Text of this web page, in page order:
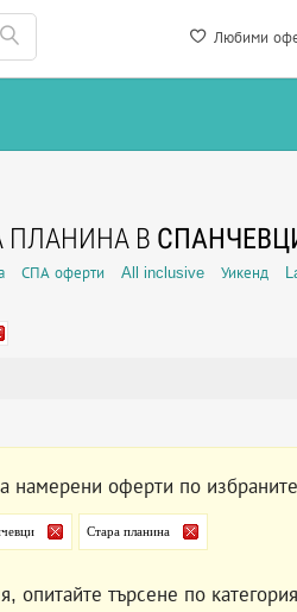
Любими
ПЛАНИНА В
СПА оферти All inclusive Уикенд
намерени оферти по
Стара планина
опитайте търсене по